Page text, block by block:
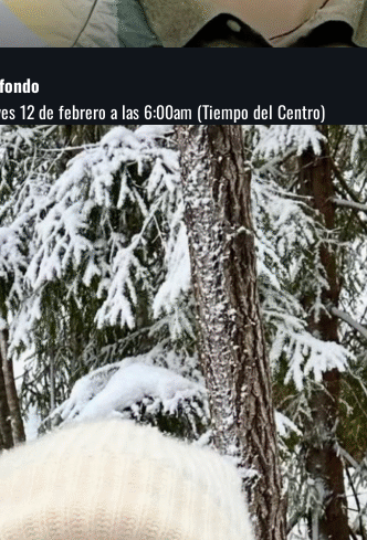
12 de febrero a las 6:00am (Tiempo del Centro)